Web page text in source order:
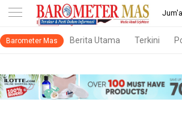
-->
Barometer Mas Berita Utama Terkini